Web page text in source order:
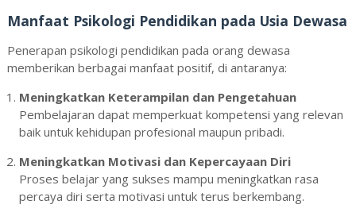
Manfaat Psikologi Pendidikan pada Usia Dewasa
Penerapan psikologi pendidikan pada orang dewasa
memberikan berbagai manfaat positif, di antaranya:
Meningkatkan Keterampilan dan Pengetahuan
Pembelajaran dapat memperkuat kompetensi yang relevan
baik untuk kehidupan profesional maupun pribadi.
Meningkatkan Motivasi dan Kepercayaan Diri
Proses belajar yang sukses mampu meningkatkan rasa
percaya diri serta motivasi untuk terus berkembang.